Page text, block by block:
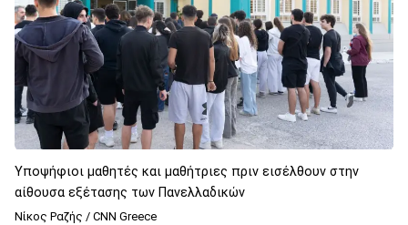
Υποψήφιοι μαθητές και μαθήτριες πριν εισέλθουν στην
αίθουσα εξέτασης των Πανελλαδικών
Νίκος Ραζής / CNN Greece